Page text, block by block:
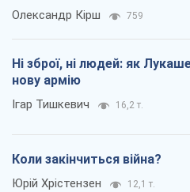
Олександр Кірш 759
Ні зброї, ні людей: як
нову армію
Ігар Тишкевич 16,2 т.
Коли закінчиться війна?
Юрій Хрістензен 12,1 т.